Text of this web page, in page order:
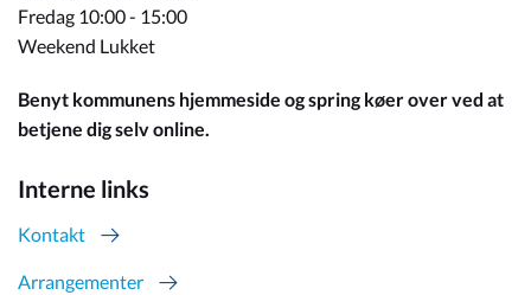
Fredag 10:00 - 15:00
Weekend Lukket
Benyt kommunens hjemmeside og spring køer over ved at
betjene dig selv online.
Interne links
Kontakt
Arrangementer